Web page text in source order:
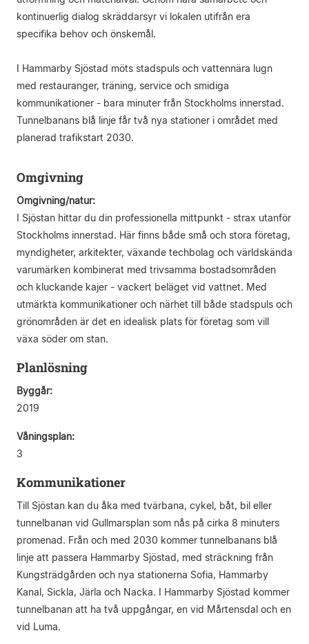
kontinuerlig dialog skräddarsyr vi lokalen utifrån era
specifika behov och önskemål.
I Hammarby Sjöstad möts stadspuls och vattennära lugn
med restauranger, träning, service och smidiga
kommunikationer - bara minuter från Stockholms innerstad.
Tunnelbanans blå linje får två nya stationer i området med
planerad trafikstart 2030.
Omgivning
Omgivning/natur:
I Sjöstan hittar du din professionella mittpunkt - strax utanför
Stockholms innerstad. Här finns både små och stora företag,
myndigheter, arkitekter, växande techbolag och världskända
varumärken kombinerat med trivsamma bostadsområden
och kluckande kajer - vackert beläget vid vattnet. Med
utmärkta kommunikationer och närhet till både stadspuls och
grönområden är det en idealisk plats för företag som vill
växa söder om stan.
Planlösning
Byggår:
2019
Våningsplan:
3
Kommunikationer
Till Sjöstan kan du åka med tvärbana, cykel, båt, bil eller
tunnelbanan vid Gullmarsplan som nås på cirka 8 minuters
promenad. Från och med 2030 kommer tunnelbanans blå
linje att passera Hammarby Sjöstad, med sträckning från
Kungsträdgården och nya stationerna Sofia, Hammarby
Kanal, Sickla, Järla och Nacka. I Hammarby Sjöstad kommer
tunnelbanan att ha två uppgångar, en vid Mårtensdal och en
vid Luma.